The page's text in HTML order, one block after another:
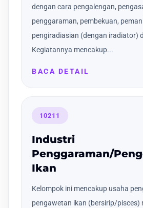
dengan cara pengalengan,
penggaraman, pembekuan,
pengiradiasian (dengan iradiator)
Kegiatannya mencakup...
BACA DETAIL
10211
Industri
Penggaraman/
Ikan
Kelompok ini mencakup usaha
pengawetan ikan (bersirip/pisces)